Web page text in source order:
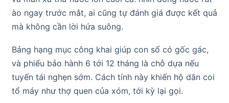
ào ngay trước mắt, ai cũng tự đánh giá được kết quả
mà không cần lời hứa suông.
Bảng hạng mục công khai giúp con số có gốc gác,
và phiếu bảo hành 6 tới 12 tháng là chỗ dựa nếu
tuyến tái nghẹn sớm. Cách tính này khiến hộ dân coi
tổ máy như thợ quen của xóm, tới kỳ lại gọi.